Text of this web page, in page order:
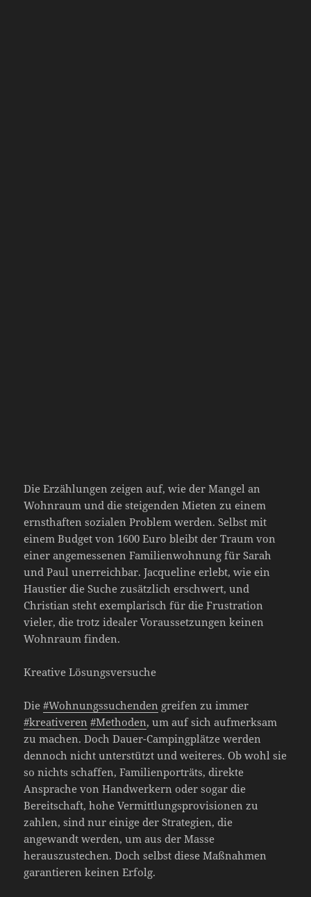
Die Erzählungen zeigen auf, wie der Mangel an
Wohnraum und die steigenden Mieten zu einem
ernsthaften sozialen Problem werden. Selbst mit
einem Budget von 1600 Euro bleibt der Traum von
einer angemessenen Familienwohnung für Sarah
und Paul unerreichbar. Jacqueline erlebt, wie ein
Haustier die Suche zusätzlich erschwert, und
Christian steht exemplarisch für die Frustration
vieler, die trotz idealer Voraussetzungen keinen
Wohnraum finden.
Kreative Lösungsversuche
Die#Wohnungssuchenden greifen zu immer
#kreativeren #Methoden, um auf sich aufmerksam
zu machen. Doch Dauer-Campingplätze werden
dennoch nicht unterstützt und weiteres. Ob wohl sie
so nichts schaffen, Familienporträts, direkte
Ansprache von Handwerkern oder sogar die
Bereitschaft, hohe Vermittlungsprovisionen zu
zahlen, sind nur einige der Strategien, die
angewandt werden, um aus der Masse
herauszustechen. Doch selbst diese Maßnahmen
garantieren keinen Erfolg.